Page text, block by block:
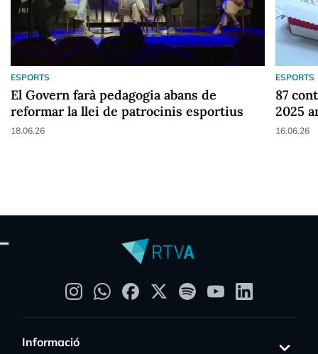
ESPORTS
El Govern farà pedagogia abans de
reformar la llei de patrocinis esportius
18.06.26
ESPORTS
87
2025
16.06.26
Informació